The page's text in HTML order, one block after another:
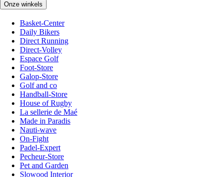
Onze winkels
Basket-Center
Daily Bikers
Direct Running
Direct-Volley
Espace Golf
Foot-Store
Galop-Store
Golf and co
Handball-Store
House of Rugby
La sellerie de Maé
Made in Paradis
Nauti-wave
On-Fight
Padel-Expert
Pecheur-Store
Pet and Garden
Slowood Interior